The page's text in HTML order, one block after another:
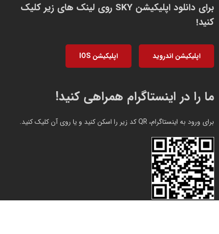
برای دانلود اپلیکیشن SKY روی لینک های زیر کلیک
کنید!
اپلیکیشن اندروید اپلیکیشن IOS
ما را در اینستاگرام همراهی کنید!
برای ورود به اینستاگرام، QR کد زیر را اسکن کنید و یا روی آن کلیک کنید.